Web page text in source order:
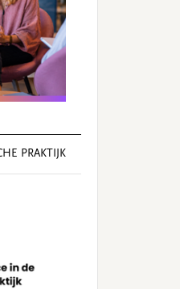
PRAKTIJK